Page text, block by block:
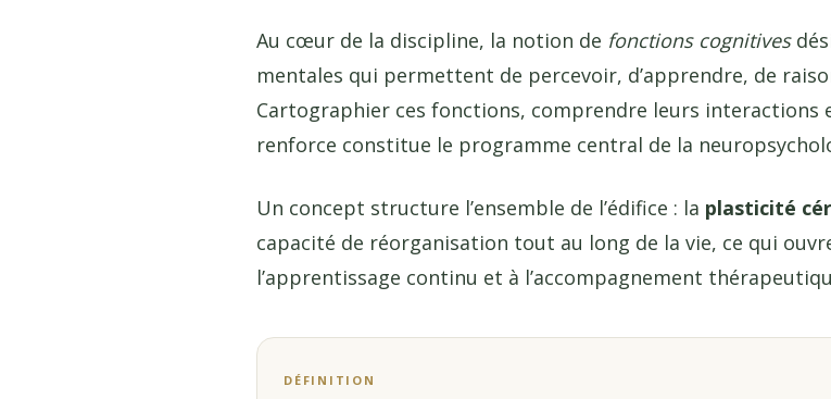
Au cœur de la discipline, la notion de fonctions cognitives
mentales qui permettent de percevoir, d’apprendre, de
Cartographier ces fonctions, comprendre leurs interactions
renforce constitue le programme central de la
Un concept structure l’ensemble de l’édifice : la plasticité
capacité de réorganisation tout au long de la vie, ce qui
l’apprentissage continu et à l’accompagnement
DÉFINITION